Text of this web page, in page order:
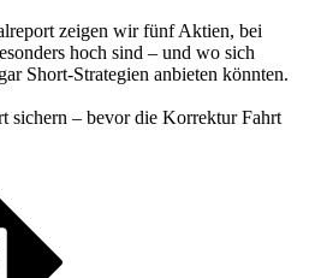
zeigen wir fünf Aktien, bei
hoch sind – und wo sich
Short-Strategien anbieten könnten.
sichern – bevor die Korrektur Fahrt